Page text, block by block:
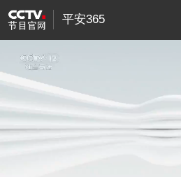
平安365